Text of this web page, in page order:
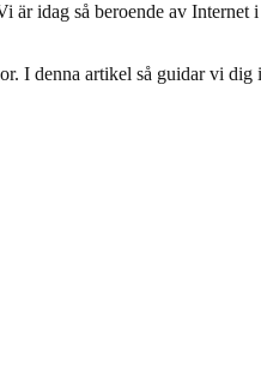
idag så beroende av Internet
I denna artikel så guidar vi